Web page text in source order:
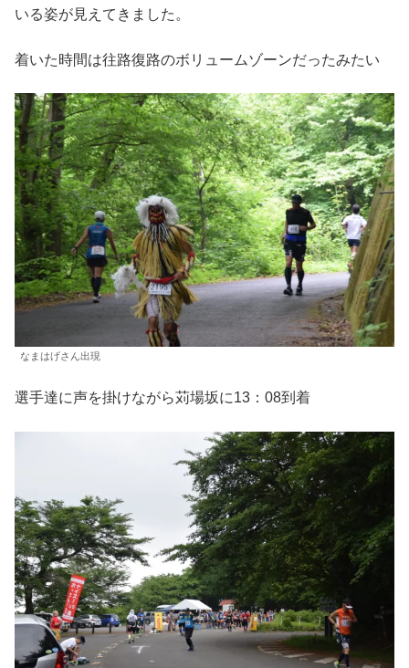
いる姿が見えてきました。
着いた時間は往路復路のボリュームゾーンだったみたい
なまはげさん出現
選手達に声を掛けながら苅場坂に13：08到着